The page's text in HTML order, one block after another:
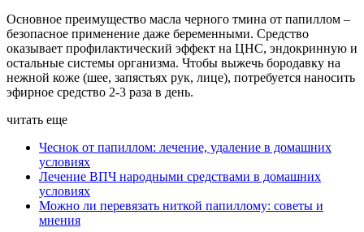
Основное преимущество масла черного тмина от папиллом –
безопасное применение даже беременными. Средство
оказывает профилактический эффект на ЦНС, эндокринную и
остальные системы организма. Чтобы выжечь бородавку на
нежной коже (шее, запястьях рук, лице), потребуется наносить
эфирное средство 2-3 раза в день.
читать еще
Чеснок от папиллом: лечение, удаление в домашних
условиях
Лечение ВПЧ народными средствами в домашних
условиях
Можно ли перевязать ниткой папиллому: советы и
мнения